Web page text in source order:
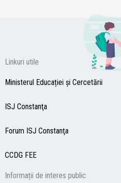
Linkuri utile
Ministerul Educației și Cercetării
ISJ Constanţa
Forum ISJ Constanţa
CCDG FEE
Informații de interes public